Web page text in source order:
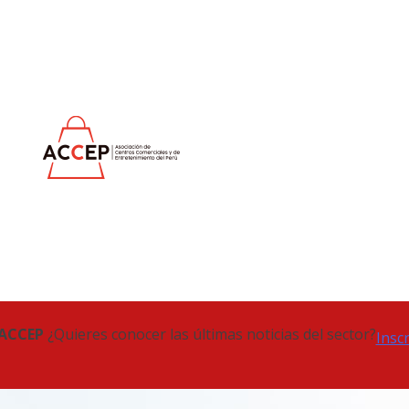
¿Quieres conocer las últimas noticias del sector?